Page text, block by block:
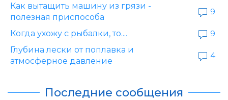
Как вытащить машину из грязи -
полезная приспособа
9
Когда ухожу с рыбалки, то....
9
Глубина лески от поплавка и
атмосферное давление
4
Последние сообщения